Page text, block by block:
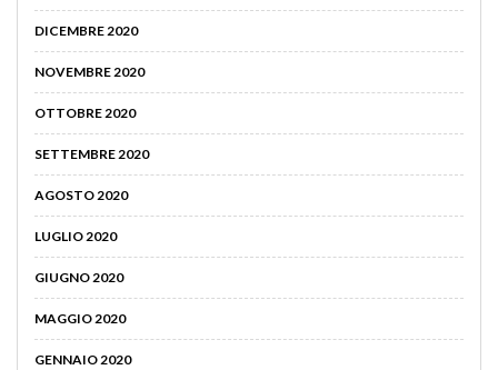
DICEMBRE 2020
NOVEMBRE 2020
OTTOBRE 2020
SETTEMBRE 2020
AGOSTO 2020
LUGLIO 2020
GIUGNO 2020
MAGGIO 2020
GENNAIO 2020